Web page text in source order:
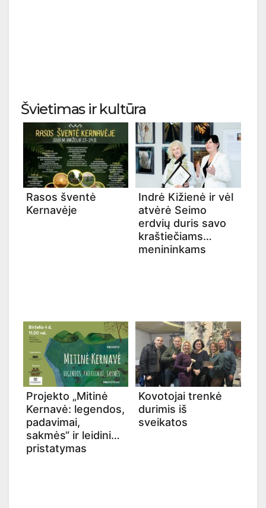
Švietimas ir kultūra
Rasos šventė
Kernavėje
Indrė Kižienė ir vėl
atvėrė Seimo
erdvių duris savo
kraštiečiams
menininkams
Projekto „Mitinė
Kernavė: legendos,
padavimai,
sakmės“ ir leidinio
pristatymas
Kovotojai trenkė
durimis iš
sveikatos